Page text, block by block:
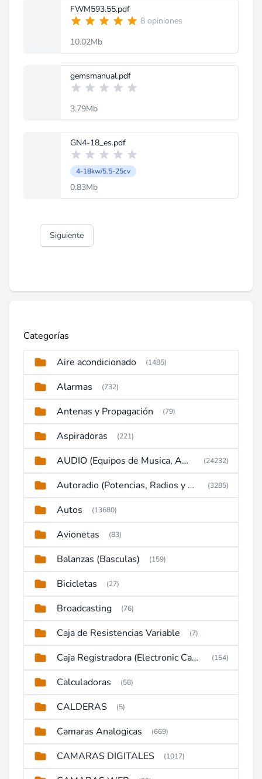
FWM593.55.pdf
8 opiniones
10.02Mb
gemsmanual.pdf
3.79Mb
GN4-18_es.pdf
4-18kw/5.5-25cv
0.83Mb
Siguiente
Categorías
Aire acondicionado (1485)
Alarmas (732)
Antenas y Propagación (79)
Aspiradoras (221)
AUDIO (Equipos de Musica, Amplificadores, Reproductores, Etc) (24232)
Autoradio (Potencias, Radios y DVD) (3285)
Autos (13680)
Avionetas (83)
Balanzas (Basculas) (159)
Bicicletas (27)
Broadcasting (76)
Caja de Resistencias Variable (7)
Caja Registradora (Electronic Cash Register) (154)
Calculadoras (58)
CALDERAS (5)
Camaras Analogicas (669)
CAMARAS DIGITALES (1017)